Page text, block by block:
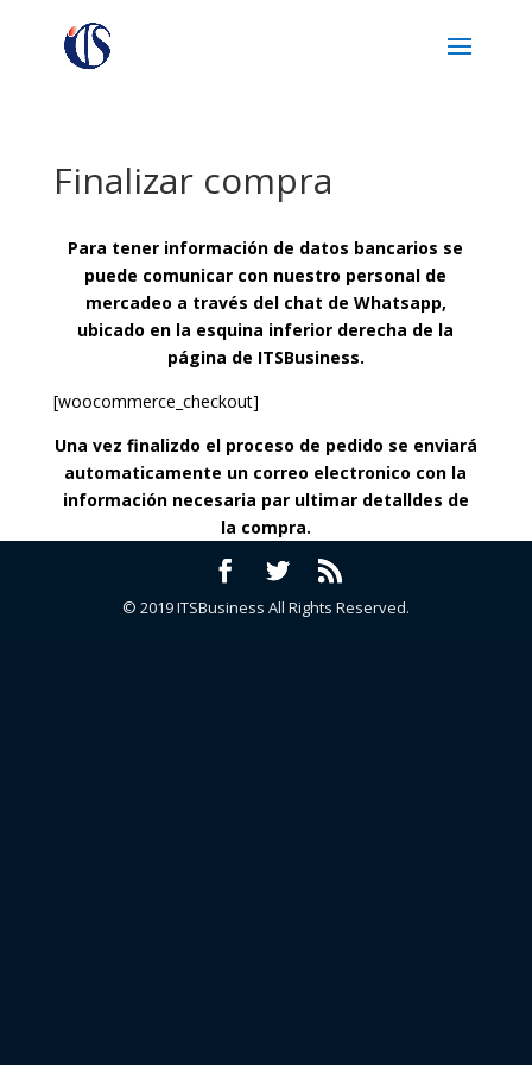
Finalizar compra
Para tener información de datos bancarios se
puede comunicar con nuestro personal de
mercadeo a través del chat de Whatsapp,
ubicado en la esquina inferior derecha de la
página de ITSBusiness.
[woocommerce_checkout]
Una vez finalizdo el proceso de pedido se enviará
automaticamente un correo electronico con la
información necesaria par ultimar detalldes de
la compra.
© 2019 ITSBusiness All Rights Reserved.